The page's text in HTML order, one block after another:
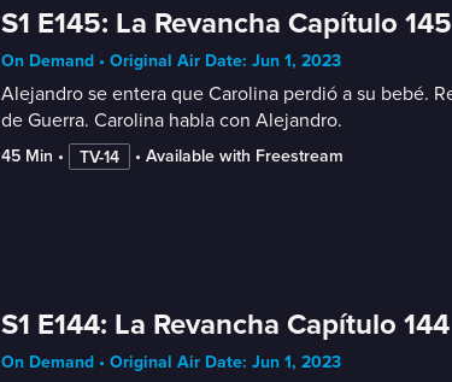
S1 E145: La Revancha Capítulo 145
On Demand • Original Air Date: Jun 1, 2023
Alejandro se entera que Carolina perdió a su bebé.
de Guerra. Carolina habla con Alejandro.
45 Min • TV-14 • Available with Freestream
S1 E144: La Revancha Capítulo 144
On Demand • Original Air Date: Jun 1, 2023